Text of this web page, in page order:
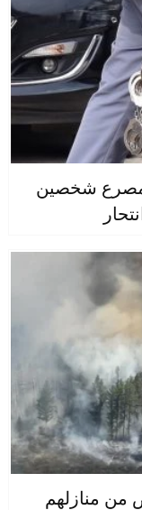
مصرع شخصين
20 ألف شخص من منازلهم